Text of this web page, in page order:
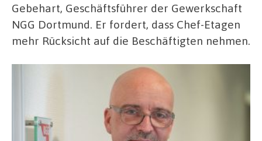
Gebehart, Geschäftsführer der Gewerkschaft
NGG Dortmund. Er fordert, dass Chef-Etagen
mehr Rücksicht auf die Beschäftigten nehmen.